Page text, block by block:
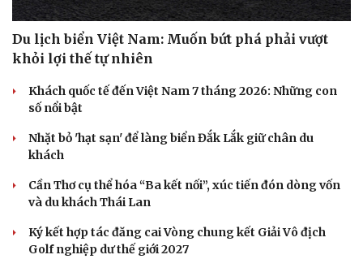
Du lịch biển Việt Nam: Muốn bứt phá phải vượt
khỏi lợi thế tự nhiên
Khách quốc tế đến Việt Nam 7 tháng 2026: Những con
số nổi bật
Nhặt bỏ 'hạt sạn' để làng biển Đắk Lắk giữ chân du
khách
Cần Thơ cụ thể hóa “Ba kết nối”, xúc tiến đón dòng vốn
và du khách Thái Lan
Ký kết hợp tác đăng cai Vòng chung kết Giải Vô địch
Golf nghiệp dư thế giới 2027